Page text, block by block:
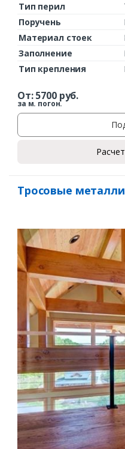
Тип перил
Поручень
Материал стоек
Заполнение
Тип крепления
От:5700руб.
за м. погон.
Тросовые